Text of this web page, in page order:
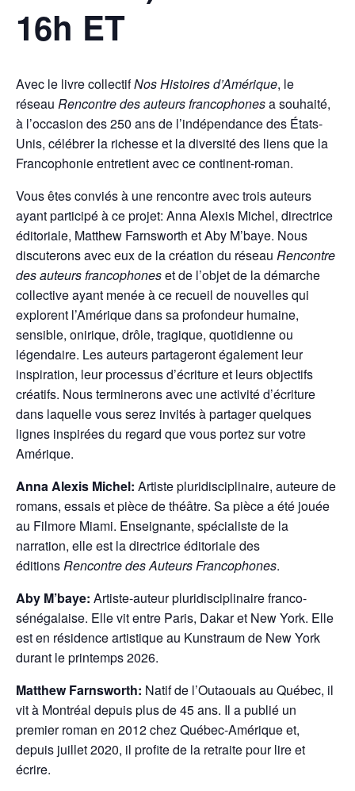
16h ET
Avec le livre collectifNos Histoires d’Amérique, le
réseau Rencontre des auteurs francophonesa souhaité,
à l’occasion des 250 ans de l’indépendance des États-
Unis, célébrer la richesse et la diversité des liens que la
Francophonie entretient avec ce continent-roman.
Vous êtes conviés à une rencontre avec trois auteurs
ayant participé à ce projet: Anna Alexis Michel, directrice
éditoriale, Matthew Farnsworth et Aby M’baye. Nous
discuterons avec eux de la création du réseau Rencontre
des auteurs francophoneset de l’objet de la démarche
collective ayant menée à ce recueil de nouvelles qui
explorent l’Amérique dans sa profondeur humaine,
sensible, onirique, drôle, tragique, quotidienne ou
légendaire. Les auteurs partageront également leur
inspiration, leur processus d’écriture et leurs objectifs
créatifs. Nous terminerons avec une activité d’écriture
dans laquelle vous serez invités à partager quelques
lignes inspirées du regard que vous portez sur votre
Amérique.
Anna Alexis Michel: Artiste pluridisciplinaire, auteure de
romans, essais et pièce de théâtre. Sa pièce a été jouée
au Filmore Miami. Enseignante, spécialiste de la
narration, elle est la directrice éditoriale des
éditionsRencontre des Auteurs Francophones.
Aby M’baye: Artiste-auteur pluridisciplinaire franco-
sénégalaise. Elle vit entre Paris, Dakar et New York. Elle
est en résidence artistique au Kunstraum de New York
durant le printemps 2026.
Matthew Farnsworth: Natif de l’Outaouais au Québec, il
vit à Montréal depuis plus de 45 ans. Il a publié un
premier roman en 2012 chez Québec-Amérique et,
depuis juillet 2020, il profite de la retraite pour lire et
écrire.